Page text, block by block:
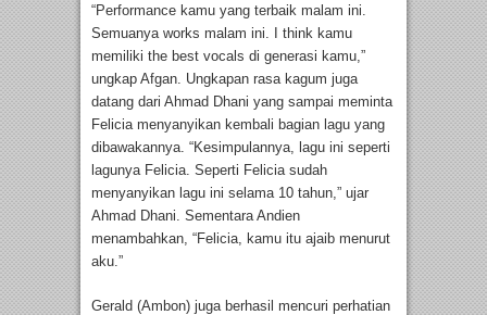
“Performance kamu yang terbaik malam ini.
Semuanya works malam ini. I think kamu
memiliki the best vocals di generasi kamu,”
ungkap Afgan. Ungkapan rasa kagum juga
datang dari Ahmad Dhani yang sampai meminta
Felicia menyanyikan kembali bagian lagu yang
dibawakannya. “Kesimpulannya, lagu ini seperti
lagunya Felicia. Seperti Felicia sudah
menyanyikan lagu ini selama 10 tahun,” ujar
Ahmad Dhani. Sementara Andien
menambahkan, “Felicia, kamu itu ajaib menurut
aku.”
Gerald (Ambon) juga berhasil mencuri perhatian